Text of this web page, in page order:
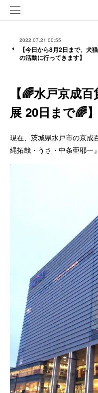
2022.07.21 00:55
【今日から8月2日まで、犬
の活動に行ってきます】
【🌈水戸京成
展 20日まで🌈】
現在、茨城県水戸市の京成
縄拓哉・うさ・中条亜耶ー